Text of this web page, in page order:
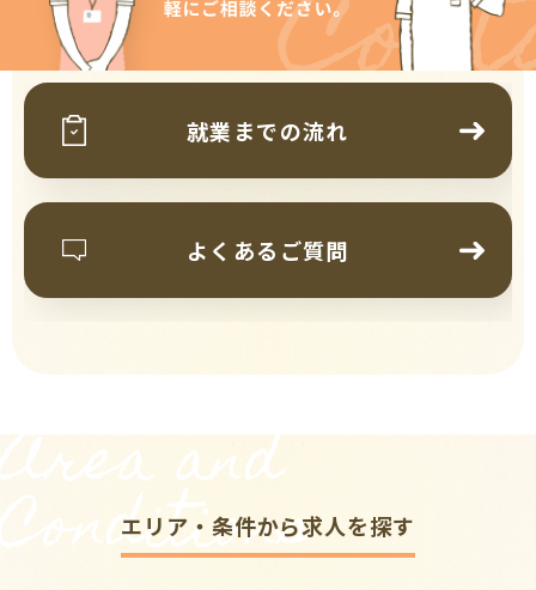
就業までの流れ
よくあるご質問
Area and
Conditions
エリア・条件から求人を探す